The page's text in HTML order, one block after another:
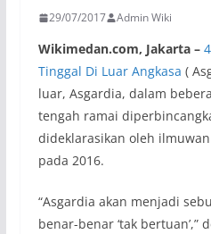
29/07/2017 Admin Wiki
Wikimedan.com, Jakarta –
Tinggal Di Luar Angkasa (
luar, Asgardia, dalam
tengah ramai
dideklarasikan oleh
pada 2016.
“Asgardia akan menjadi
benar-benar ‘tak